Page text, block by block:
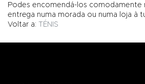
Podes encomendá-los comodamente
entrega numa morada ou numa loja à
Voltar a:
TÉNIS